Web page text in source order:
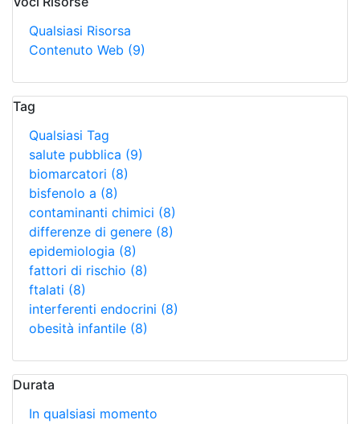
Qualsiasi Risorsa
Contenuto Web (9)
Tag
Qualsiasi Tag
salute pubblica (9)
biomarcatori (8)
bisfenolo a (8)
contaminanti chimici (8)
differenze di genere (8)
epidemiologia (8)
fattori di rischio (8)
ftalati (8)
interferenti endocrini (8)
obesità infantile (8)
Durata
In qualsiasi momento